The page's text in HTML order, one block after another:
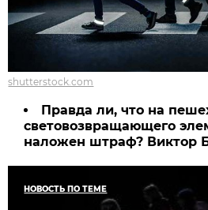
shutterstock.com
Правда ли, что на
световозвращающего
наложен штраф? Виктор
НОВОСТЬ ПО ТЕМЕ